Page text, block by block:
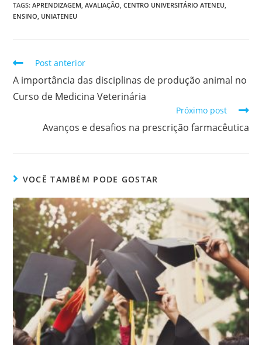
TAGS:APRENDIZAGEM, AVALIAÇÃO, CENTRO UNIVERSITÁRIO ATENEU,
ENSINO, UNIATENEU
Post anterior
A importância das disciplinas de produção animal no
Curso de Medicina Veterinária
Próximo post
Avanços e desafios na prescrição farmacêutica
VOCÊ TAMBÉM PODE GOSTAR